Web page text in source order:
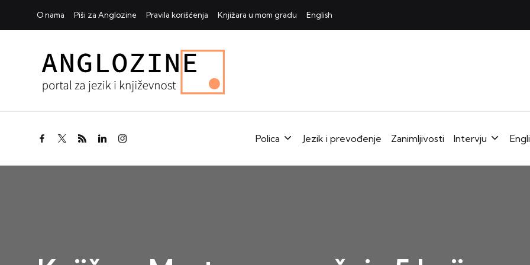
O nama Piši za Anglozine Pravila korišćenja Knjižara u mom gradu English
facebook.com
twitter.com
rss.comlinkedin.com
instagram.com Polica Jezik i prevođenje Zanimljivosti Intervju